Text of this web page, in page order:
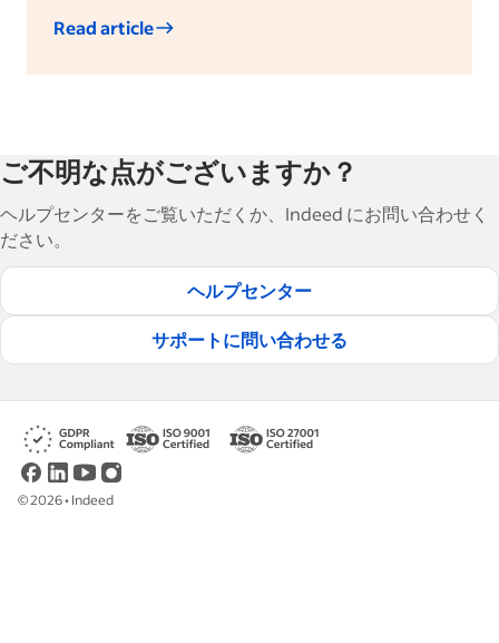
Read article
ご不明な点がございますか？
ヘルプセンターをご覧いただくか、Indeed にお問い合わせく
ださい。
ヘルプセンター
サポートに問い合わせる
©2026• Indeed